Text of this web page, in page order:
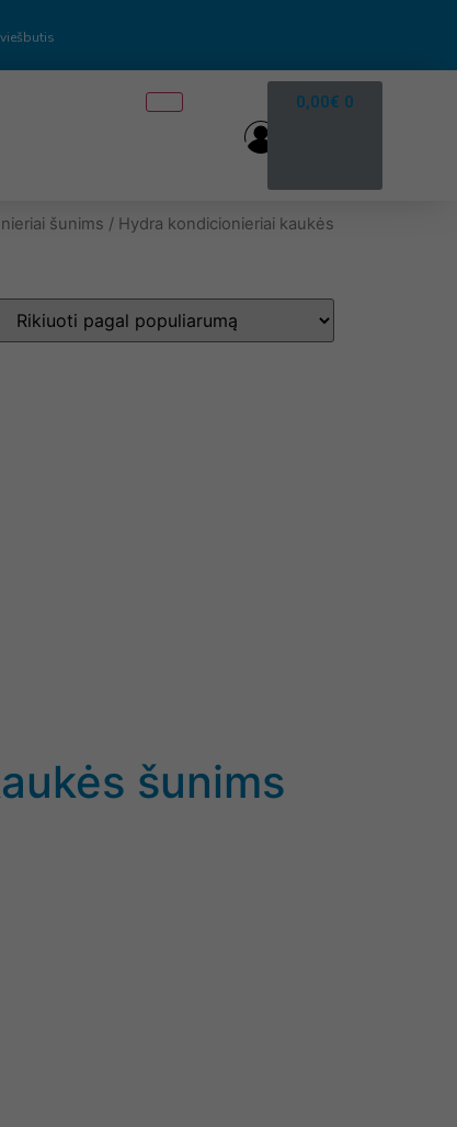
0,00€ 0
šunims / Hydra kondicionieriai kaukės
šunims